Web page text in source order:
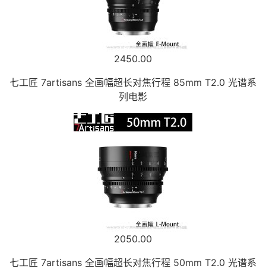
2450.00
七工匠 7artisans 全画幅超长对焦行程 85mm T2.0 光谱系
列电影
2050.00
七工匠 7artisans 全画幅超长对焦行程 50mm T2.0 光谱系